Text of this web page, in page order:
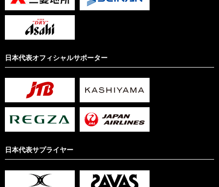
日本代表オフィシャルサポーター
日本代表サプライヤー